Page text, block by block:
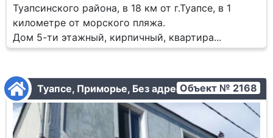
Туапсинского района, в 18 км от г.Туапсе, в 1
километре от морского пляжа.
Дом 5-ти этажный, кирпичный, квартира...
Туапсе, Приморье, Без адресаОбъект № 2168